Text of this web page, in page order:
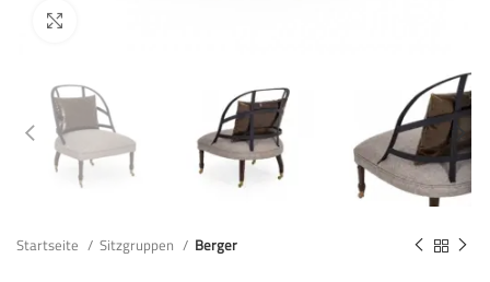
Startseite Sitzgruppen Berger